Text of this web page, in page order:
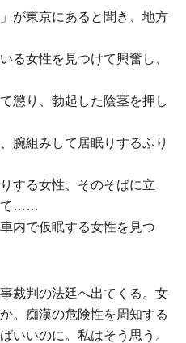
が東京にあると聞き、地方
る女性を見つけて興奮し、
懲り、勃起した陰茎を押し
腕組みして居眠りするふり
する女性、そのそばに立
て……
内で仮眠する女性を見つ
裁判の法廷へ出てくる。女
。痴漢の危険性を周知する
いいのに。私はそう思う。